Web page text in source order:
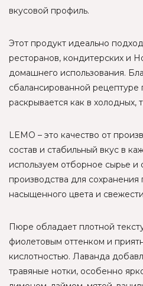
вкусовой профиль.
Этот продукт идеально
ресторанов, кондитерских и
домашнего использования.
сбалансированной рецептуре
раскрывается как в холодных,
LEMO – это качество от
состав и стабильный вкус в
используем отборное сырье и
производства для
насыщенного цвета и
Пюре обладает плотной
фиолетовым оттенком и
кислотностью. Лаванда
травяные нотки, особенно